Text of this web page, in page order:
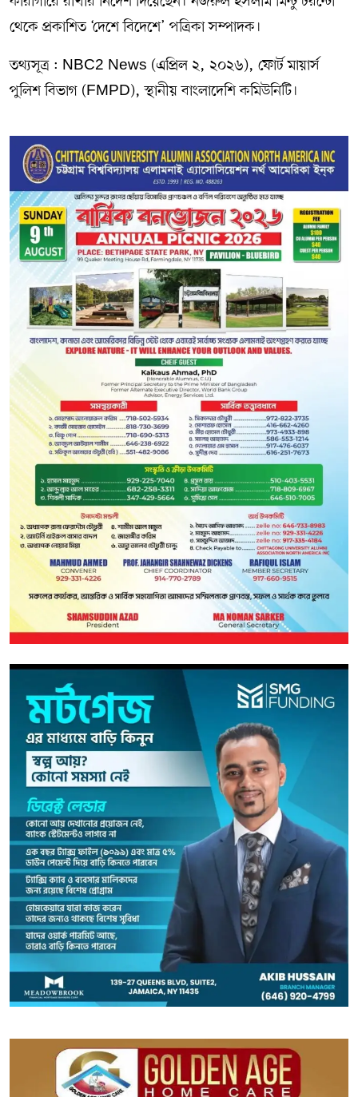
থেকে প্রকাশিত ‘দেশে বিদেশে’ পত্রিকা সম্পাদক।
তথ্যসূত্র : NBC2 News (এপ্রিল ২, ২০২৬), ফোর্ট মায়ার্স
পুলিশ বিভাগ (FMPD), স্থানীয় বাংলাদেশি কমিউনিটি।